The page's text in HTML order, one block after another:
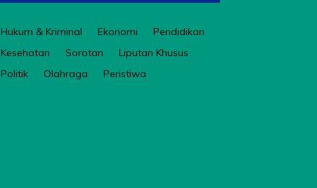
Hukum & Kriminal Ekonomi
Pendidikan
Kesehatan
Sorotan
Liputan Khusus
Politik
Olahraga Peristiwa